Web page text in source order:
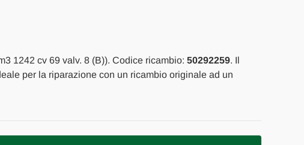
1242 cv 69 valv. 8 (B)). Codice ricambio: 50292259. Il
per la riparazione con un ricambio originale ad un